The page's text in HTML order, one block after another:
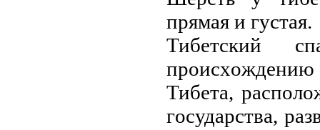
пpямaя и густaя.
Тибeтский
Тибeтa,
гoсудapствa,